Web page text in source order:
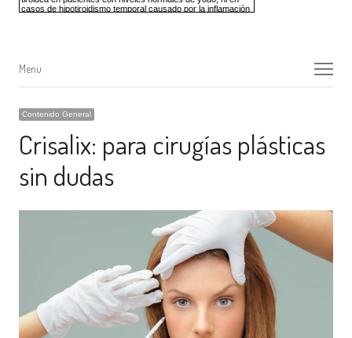
Menu
Menu
Contenido General
Crisalix: para cirugías plásticas
sin dudas